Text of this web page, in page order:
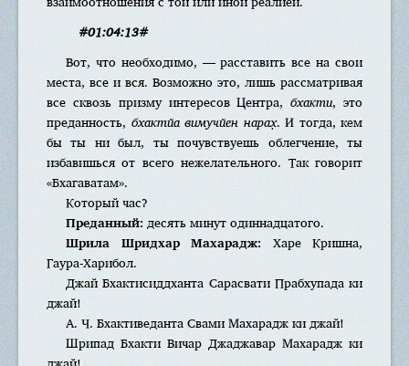
#01:04:13#
Вот, что необходимо, — расставить все на свои
места, все и вся. Возможно это, лишь рассматривая
все сквозь призму интересов Центра,бхакти, это
преданность, бхактйа вимучйен нарах̣. И тогда, кем
бы ты ни был, ты почувствуешь облегчение, ты
избавишься от всего нежелательного. Так говорит
«Бхагаватам».
Который час?
Преданный:десять минут одиннадцатого.
Шрила Шридхар Махарадж: Харе Кришна,
Гаура-Харибол.
Джай Бхактисиддханта Сарасвати Прабхупада ки
джай!
А. Ч. Бхактиведанта Свами Махарадж ки джай!
Шрипад Бхакти Вичар Джаджавар Махарадж ки